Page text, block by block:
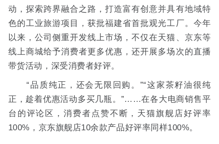
动，探索跨界融合之路，打造富有创意并具有地域特
色的工业旅游项目，获批福建省首批观光工厂。今年
以来，公司侧重开发线上市场，不仅在天猫、京东等
线上商城给予消费者更多优惠，还开展多场次的直播
带货活动，深受消费者好评。
“品质纯正，还会无限回购。”“这家茶籽油很纯
正，趁着优惠活动多买几瓶。”……在各大电商销售平
台的评论区，消费者点赞不断，天猫旗舰店好评率
100%，京东旗舰店10余款产品好评率同样100%。